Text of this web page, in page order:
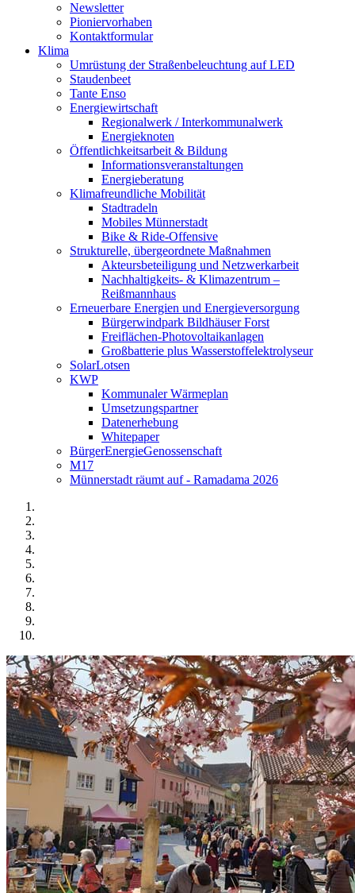
Newsletter
Pioniervorhaben
Kontaktformular
Klima
Umrüstung der Straßenbeleuchtung auf LED
Staudenbeet
Tante Enso
Energiewirtschaft
Regionalwerk / Interkommunalwerk
Energieknoten
Öffentlichkeitsarbeit & Bildung
Informationsveranstaltungen
Energieberatung
Klimafreundliche Mobilität
Stadtradeln
Mobiles Münnerstadt
Bike & Ride-Offensive
Strukturelle, übergeordnete Maßnahmen
Akteursbeteiligung und Netzwerkarbeit
Nachhaltigkeits- & Klimazentrum –
Reißmannhaus
Erneuerbare Energien und Energieversorgung
Bürgerwindpark Bildhäuser Forst
Freiflächen-Photovoltaikanlagen
Großbatterie plus Wasserstoffelektrolyseur
SolarLotsen
KWP
Kommunaler Wärmeplan
Umsetzungspartner
Datenerhebung
Whitepaper
BürgerEnergieGenossenschaft
M17
Münnerstadt räumt auf - Ramadama 2026